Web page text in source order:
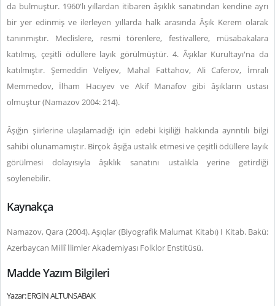
da bulmuştur. 1960'lı yıllardan itibaren âşıklık sanatından kendine ayrı
bir yer edinmiş ve ilerleyen yıllarda halk arasında Âşık Kerem olarak
tanınmıştır. Meclislere, resmi törenlere, festivallere, müsabakalara
katılmış, çeşitli ödüllere layık görülmüştür. 4. Âşıklar Kurultayı'na da
katılmıştır. Şemeddin Veliyev, Mahal Fattahov, Ali Caferov, İmralı
Memmedov, İlham Hacıyev ve Akif Manafov gibi âşıkların ustası
olmuştur (Namazov 2004: 214).
Âşığın şiirlerine ulaşılamadığı için edebi kişiliği hakkında ayrıntılı bilgi
sahibi olunamamıştır. Birçok âşığa ustalık etmesi ve çeşitli ödüllere layık
görülmesi dolayısıyla âşıklık sanatını ustalıkla yerine getirdiği
söylenebilir.
Kaynakça
Namazov, Qara (2004).Aşıqlar (Biyografik Malumat Kitabı) I Kitab. Bakü:
Azerbaycan Millî İlimler Akademiyası Folklor Enstitüsü.
Madde Yazım Bilgileri
Yazar: ERGİN ALTUNSABAK